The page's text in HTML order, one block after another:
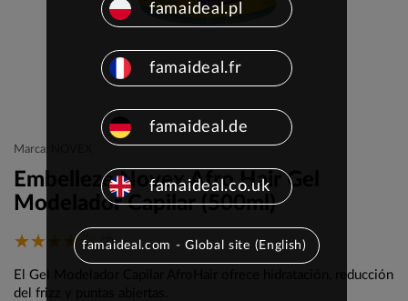
Marca: NOVEX
Embelleze Novex Afro Hair Gel
Modelador Capilar (500ml)
(2)
El Gel Modelador Capilar AfroHair ofrece hidratación, reducción
del frizz y puntas abiertas.
famaideal.pl
famaideal.fr
famaideal.de
famaideal.co.uk
famaideal.com - Global site (English)